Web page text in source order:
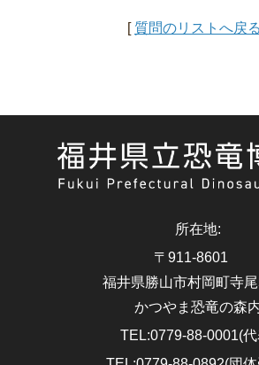
[ 質問のリストへ戻る
所在地:
〒911-8601
福井県勝山市村岡町寺
かつやま恐竜の森
TEL:0779-88-0001(